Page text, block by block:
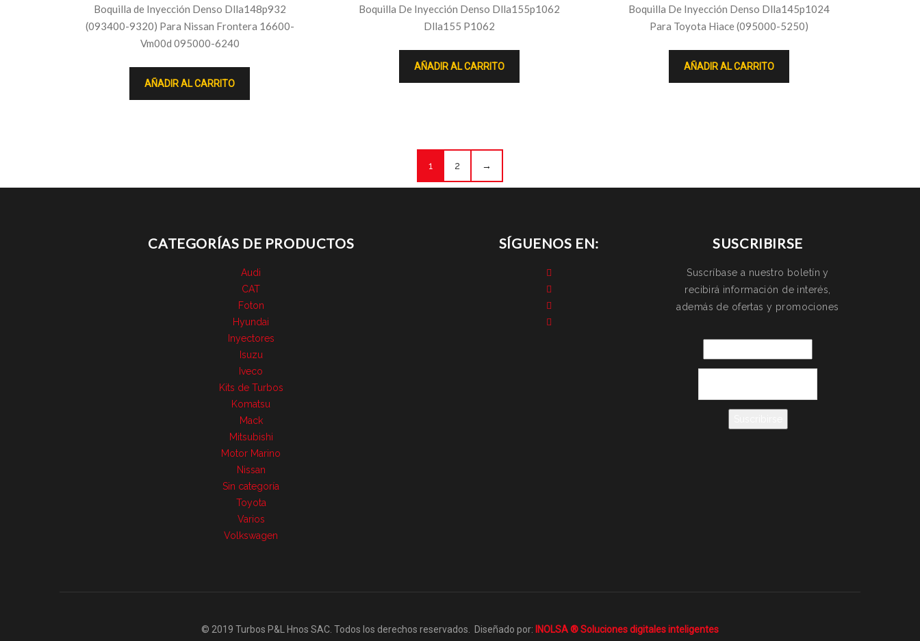
Boquilla de Inyección Denso Dlla148p932
(093400-9320) Para Nissan Frontera 16600-
Vm00d 095000-6240
AÑADIR AL CARRITO
Boquilla De Inyección Denso Dlla155p1062
Dlla155 P1062
AÑADIR AL CARRITO
Boquilla De Inyección Denso Dlla145p1024
Para Toyota Hiace (095000-5250)
AÑADIR AL CARRITO
1 2 →
CATEGORÍAS DE PRODUCTOS
Audi
CAT
Foton
Hyundai
Inyectores
Isuzu
Iveco
Kits de Turbos
Komatsu
Mack
Mitsubishi
Motor Marino
Nissan
Sin categoría
Toyota
Varios
Volkswagen
SÍGUENOS EN: SUSCRIBIRSE
Suscríbase a nuestro boletín y
recibirá información de interés,
además de ofertas y promociones
© 2019 Turbos P&L Hnos SAC. Todos los derechos reservados. Diseñado por: INOLSA ® Soluciones digitales inteligentes